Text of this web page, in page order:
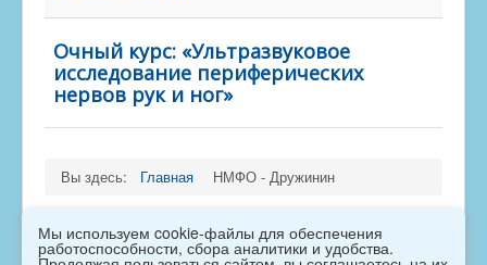
Очный курс: «Ультразвуковое
исследование периферических
нервов рук и ног»
Вы здесь: Главная НМФО - Дружинин
Мы используем cookie-файлы для обеспечения
работоспособности, сбора аналитики и удобства.